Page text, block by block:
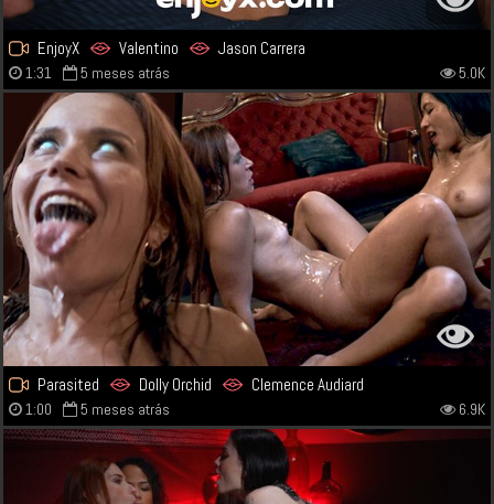
EnjoyX Valentino Jason Carrera
1:31 5 meses atrás 5.0K
Parasited Dolly Orchid Clemence Audiard
1:00 5 meses atrás 6.9K